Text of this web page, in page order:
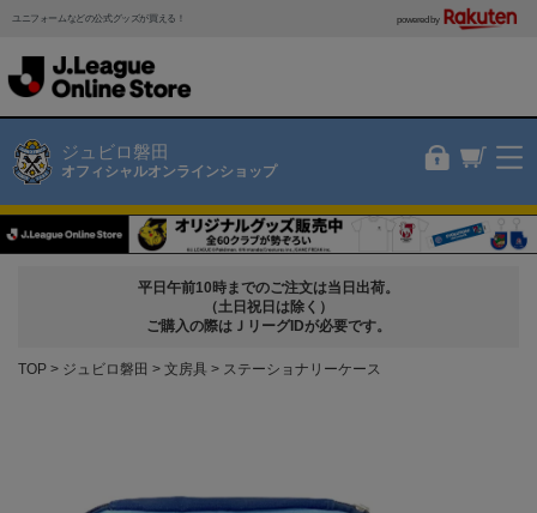
ユニフォームなどの公式グッズが買える！ powered by
ジュビロ磐田
オフィシャルオンラインショップ
平日午前10時までのご注文は当日出荷。
（土日祝日は除く）
ご購入の際はＪリーグIDが必要です。
TOP ジュビロ磐田 文房具 ステーショナリーケース